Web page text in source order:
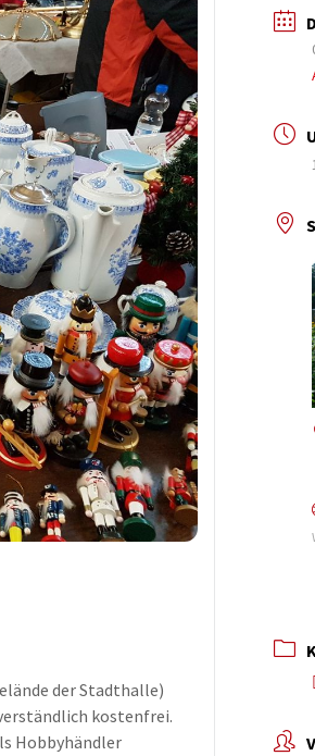
der Stadthalle)
kostenfrei.
Hobbyhändler